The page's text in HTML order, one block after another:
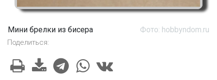
Мини брелки из бисера Фото: hobbyndom.ru
Поделиться: